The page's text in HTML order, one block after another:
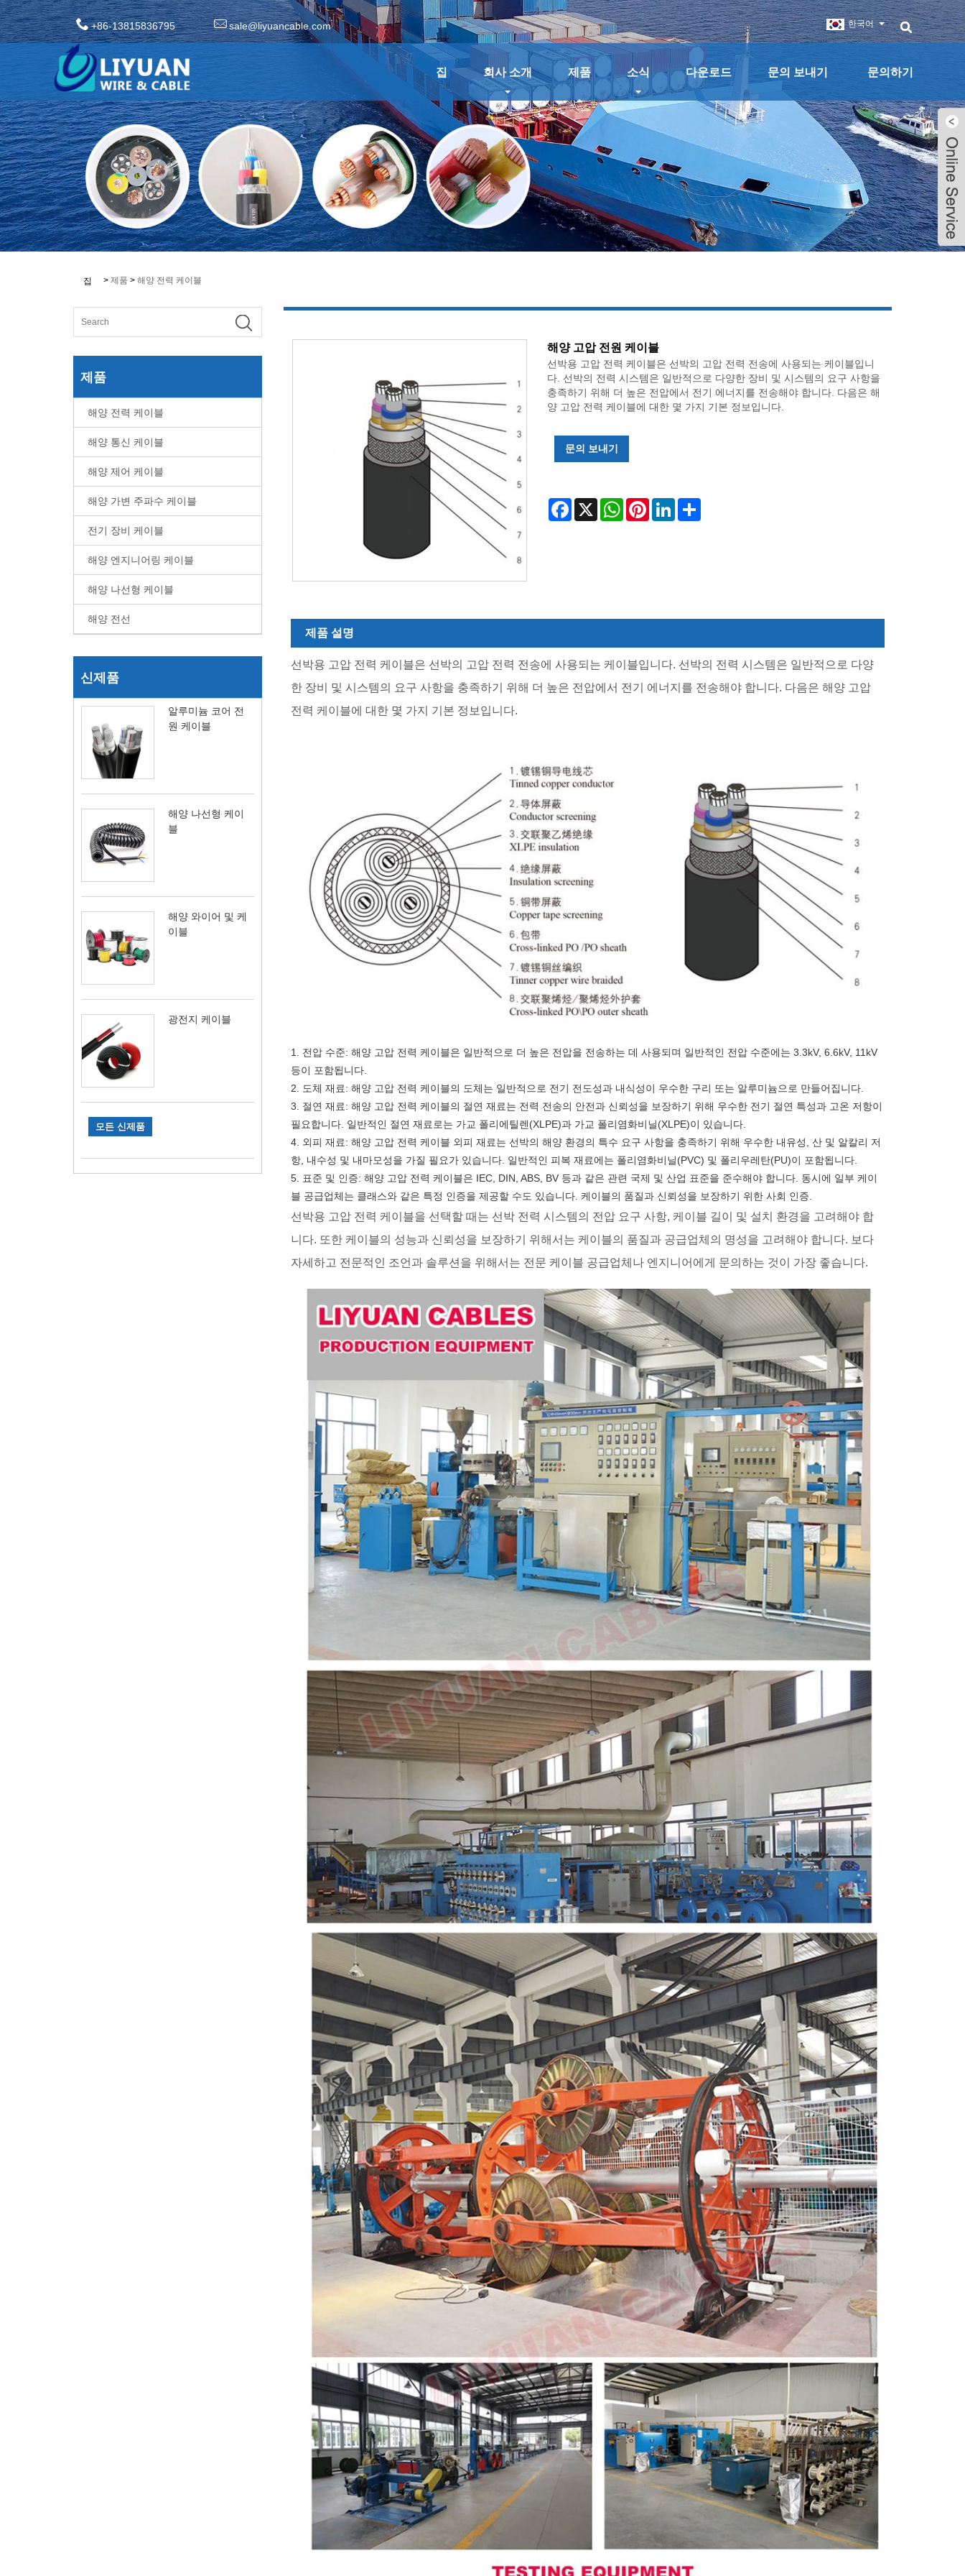
한국어
+86-13815836795 sale@liyuancable.com
집 회사 소개 제품 소식 다운로드 문의 보내기 문의하기
집 > 제품 > 해양 전력 케이블
제품
해양 전력 케이블
해양 통신 케이블
해양 제어 케이블
해양 가변 주파수 케이블
전기 장비 케이블
해양 엔지니어링 케이블
해양 나선형 케이블
해양 전선
신제품
알루미늄 코어 전
원 케이블
해양 나선형 케이
블
해양 와이어 및 케
이블
광전지 케이블
모든 신제품
해양 고압 전원 케이블
선박용 고압 전력 케이블은 선박의 고압 전력 전송에 사용되는 케이블입니
다. 선박의 전력 시스템은 일반적으로 다양한 장비 및 시스템의 요구 사항을
충족하기 위해 더 높은 전압에서 전기 에너지를 전송해야 합니다. 다음은 해
양 고압 전력 케이블에 대한 몇 가지 기본 정보입니다.
문의 보내기
Facebook
X WhatsAppPinterestLinkedIn
제품 설명
선박용 고압 전력 케이블은 선박의 고압 전력 전송에 사용되는 케이블입니다. 선박의 전력 시스템은 일반적으로 다양
한 장비 및 시스템의 요구 사항을 충족하기 위해 더 높은 전압에서 전기 에너지를 전송해야 합니다. 다음은 해양 고압
전력 케이블에 대한 몇 가지 기본 정보입니다.
1. 전압 수준: 해양 고압 전력 케이블은 일반적으로 더 높은 전압을 전송하는 데 사용되며 일반적인 전압 수준에는 3.3kV, 6.6kV, 11kV
등이 포함됩니다.
2. 도체 재료: 해양 고압 전력 케이블의 도체는 일반적으로 전기 전도성과 내식성이 우수한 구리 또는 알루미늄으로 만들어집니다.
3. 절연 재료: 해양 고압 전력 케이블의 절연 재료는 전력 전송의 안전과 신뢰성을 보장하기 위해 우수한 전기 절연 특성과 고온 저항이
필요합니다. 일반적인 절연 재료로는 가교 폴리에틸렌(XLPE)과 가교 폴리염화비닐(XLPE)이 있습니다.
4. 외피 재료: 해양 고압 전력 케이블 외피 재료는 선박의 해양 환경의 특수 요구 사항을 충족하기 위해 우수한 내유성, 산 및 알칼리 저
항, 내수성 및 내마모성을 가질 필요가 있습니다. 일반적인 피복 재료에는 폴리염화비닐(PVC) 및 폴리우레탄(PU)이 포함됩니다.
5. 표준 및 인증: 해양 고압 전력 케이블은 IEC, DIN, ABS, BV 등과 같은 관련 국제 및 산업 표준을 준수해야 합니다. 동시에 일부 케이
블 공급업체는 클래스와 같은 특정 인증을 제공할 수도 있습니다. 케이블의 품질과 신뢰성을 보장하기 위한 사회 인증.
선박용 고압 전력 케이블을 선택할 때는 선박 전력 시스템의 전압 요구 사항, 케이블 길이 및 설치 환경을 고려해야 합
니다. 또한 케이블의 성능과 신뢰성을 보장하기 위해서는 케이블의 품질과 공급업체의 명성을 고려해야 합니다. 보다
자세하고 전문적인 조언과 솔루션을 위해서는 전문 케이블 공급업체나 엔지니어에게 문의하는 것이 가장 좋습니다.